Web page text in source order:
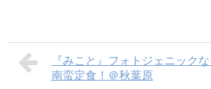
『みこと』フォトジェニック
南蛮定食！＠秋葉原